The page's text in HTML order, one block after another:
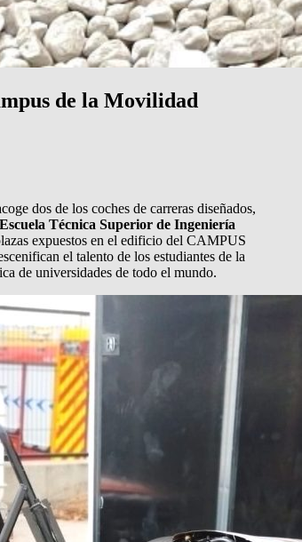
de la Movilidad
dos de los coches de carreras diseñados,
Escuela Técnica Superior de Ingeniería
expuestos en el edificio del CAMPUS
el talento de los estudiantes de la
de universidades de todo el mundo.